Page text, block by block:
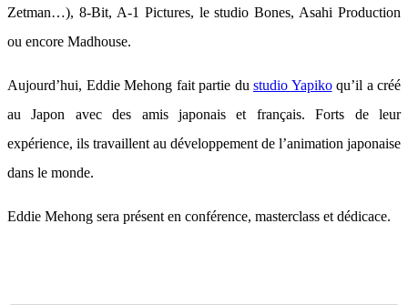
Zetman…), 8-Bit, A-1 Pictures, le studio Bones, Asahi Production
ou encore Madhouse.
Aujourd’hui, Eddie Mehong fait partie du studio Yapikoqu’il a créé
au Japon avec des amis japonais et français. Forts de leur
expérience, ils travaillent au développement de l’animation japonaise
dans le monde.
Eddie Mehong sera présent en conférence, masterclass et dédicace.